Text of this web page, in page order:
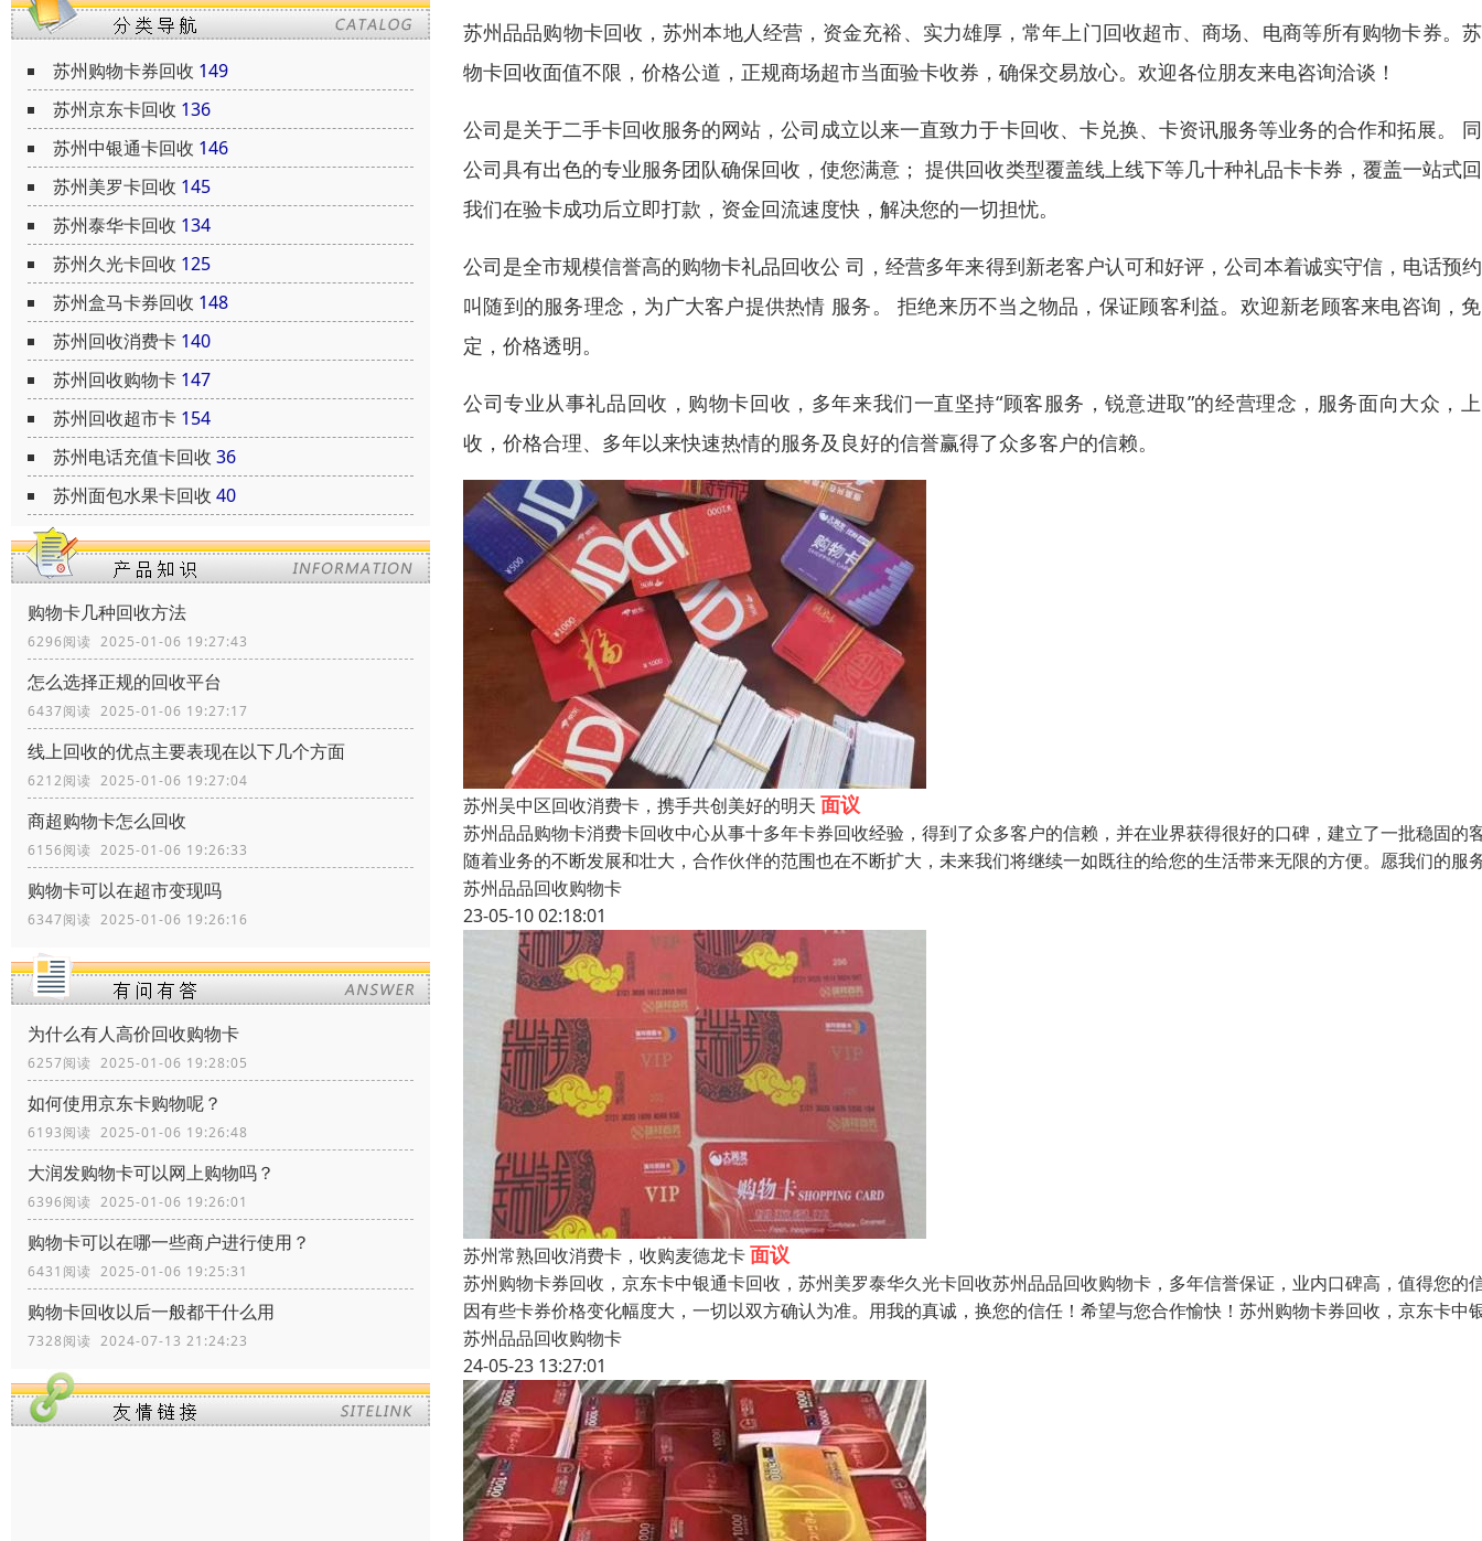
苏州购物卡券回收 149
苏州京东卡回收 136
苏州中银通卡回收 146
苏州美罗卡回收 145
苏州泰华卡回收 134
苏州久光卡回收 125
苏州盒马卡券回收 148
苏州回收消费卡 140
苏州回收购物卡 147
苏州回收超市卡 154
苏州电话充值卡回收 36
苏州面包水果卡回收 40
购物卡几种回收方法
6296阅读 2025-01-06 19:27:43
怎么选择正规的回收平台
6437阅读 2025-01-06 19:27:17
线上回收的优点主要表现在以下几个方面
6212阅读 2025-01-06 19:27:04
商超购物卡怎么回收
6156阅读 2025-01-06 19:26:33
购物卡可以在超市变现吗
6347阅读 2025-01-06 19:26:16
为什么有人高价回收购物卡
6257阅读 2025-01-06 19:28:05
如何使用京东卡购物呢？
6193阅读 2025-01-06 19:26:48
大润发购物卡可以网上购物吗？
6396阅读 2025-01-06 19:26:01
购物卡可以在哪一些商户进行使用？
6431阅读 2025-01-06 19:25:31
购物卡回收以后一般都干什么用
7328阅读 2024-07-13 21:24:23
苏州品品购物卡回收，苏州本地人经营，资金充裕、实力雄厚，常年上门回收超市、商场、电商等所有购物卡券。
物卡回收面值不限，价格公道，正规商场超市当面验卡收券，确保交易放心。欢迎各位朋友来电咨询洽谈！
公司是关于二手卡回收服务的网站，公司成立以来一直致力于卡回收、卡兑换、卡资讯服务等业务的合作和拓展。
公司具有出色的专业服务团队确保回收，使您满意； 提供回收类型覆盖线上线下等几十种礼品卡卡券，覆盖一站式
我们在验卡成功后立即打款，资金回流速度快，解决您的一切担忧。
公司是全市规模信誉高的购物卡礼品回收公 司，经营多年来得到新老客户认可和好评，公司本着诚实守信，电话预
叫随到的服务理念，为广大客户提供热情 服务。 拒绝来历不当之物品，保证顾客利益。欢迎新老顾客来电咨询，
定，价格透明。
公司专业从事礼品回收，购物卡回收，多年来我们一直坚持“顾客服务，锐意进取”的经营理念，服务面向大众，
收，价格合理、多年以来快速热情的服务及良好的信誉赢得了众多客户的信赖。
苏州吴中区回收消费卡，携手共创美好的明天 面议
苏州品品购物卡消费卡回收中心从事十多年卡券回收经验，得到了众多客户的信赖，并在业界获得很好的口碑，建立了一批稳固的
随着业务的不断发展和壮大，合作伙伴的范围也在不断扩大，未来我们将继续一如既往的给您的生活带来无限的方便。愿我们的服
苏州品品回收购物卡
23-05-10 02:18:01
苏州常熟回收消费卡，收购麦德龙卡面议
苏州购物卡券回收，京东卡中银通卡回收，苏州美罗泰华久光卡回收苏州品品回收购物卡，多年信誉保证，业内口碑高，值得您的
因有些卡券价格变化幅度大，一切以双方确认为准。用我的真诚，换您的信任！希望与您合作愉快！苏州购物卡券回收，京东卡中
苏州品品回收购物卡
24-05-23 13:27:01